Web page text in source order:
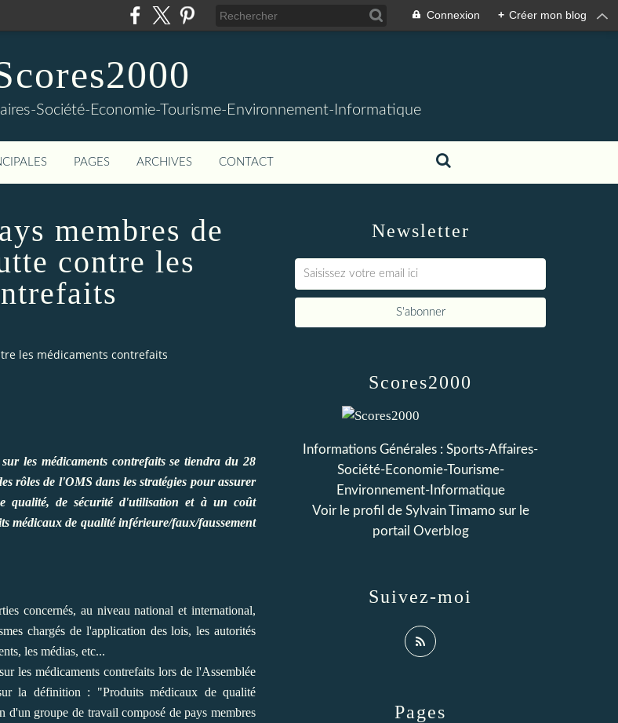
Connexion + Créer mon blog
Société-Economie-Tourisme-Environnement-Informatique
PAGES ARCHIVES CONTACT
membres de
contre les
les médicaments contrefaits
les médicaments contrefaits se tiendra du 28
rôles de l'OMS dans les stratégies pour assurer
qualité, de sécurité d'utilisation et à un coût
médicaux de qualité inférieure/faux/faussement
concernés, au niveau national et international,
chargés de l'application des lois, les autorités
les médias, etc...
les médicaments contrefaits lors de l'Assemblée
la définition : "Produits médicaux de qualité
d'un groupe de travail composé de pays membres
Newsletter
Pages
Scores2000
Informations Générales : Sports-Affaires-
Société-Economie-Tourisme-
Environnement-Informatique
Voir le profil de Sylvain Timamo sur le
portail Overblog
Suivez-moi